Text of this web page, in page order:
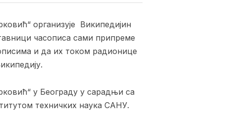
организује Википедијин
часописа сами припреме
и да их током радионице
у Београду у сарадњи са
техничких наука САНУ.